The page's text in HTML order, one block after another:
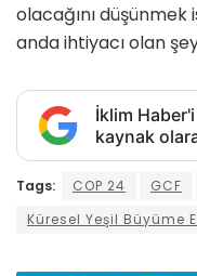
olacağını
anda ihtiyacı olan
İklim
kaynak
Tags: COP 24 GCF
Küresel Yeşil Büyüme